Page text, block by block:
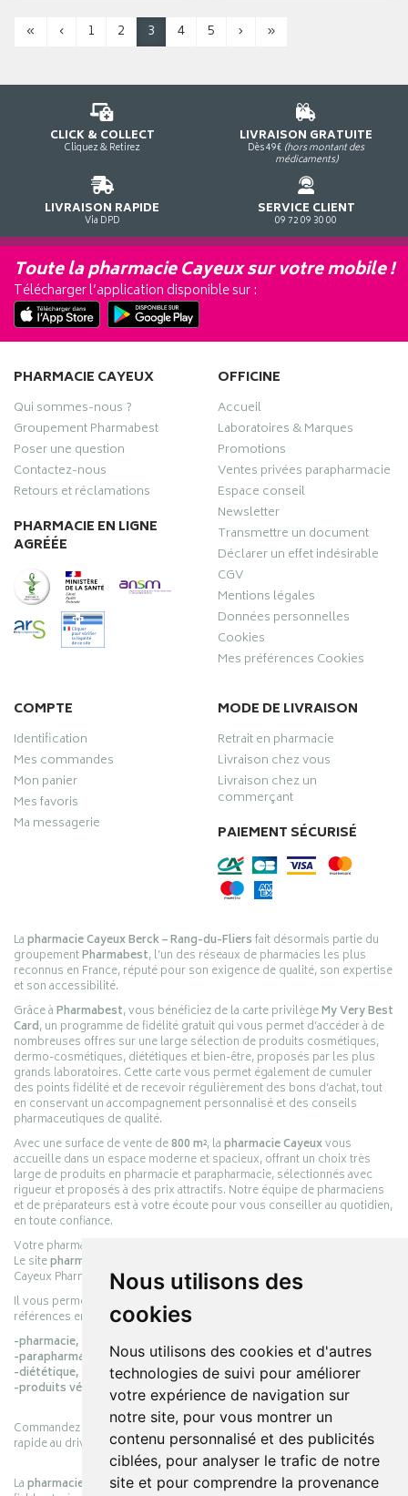
Nous utilisons des
cookies
Nous utilisons des cookies et d'autres
technologies de suivi pour améliorer
votre expérience de navigation sur
notre site, pour vous montrer un
contenu personnalisé et des publicités
ciblées, pour analyser le trafic de notre
site et pour comprendre la provenance
« ‹ 1 2 3 4 5 › »
CLICK & COLLECT
Cliquez & Retirez
LIVRAISON GRATUITE
Dès 49€ (hors montant des
médicaments)
LIVRAISON RAPIDE
Via DPD
SERVICE CLIENT
09 72 09 30 00
Toute la pharmacie Cayeux sur votre mobile !
Télécharger l’application disponible sur :
PHARMACIE CAYEUX
Qui sommes-nous ?
Groupement Pharmabest
Poser une question
Contactez-nous
Retours et réclamations
PHARMACIE EN LIGNE
AGRÉÉE
OFFICINE
Accueil
Laboratoires & Marques
Promotions
Ventes privées parapharmacie
Espace conseil
Newsletter
Transmettre un document
Déclarer un effet indésirable
CGV
Mentions légales
Données personnelles
Cookies
Mes préférences Cookies
COMPTE
Identification
Mes commandes
Mon panier
Mes favoris
Ma messagerie
MODE DE LIVRAISON
Retrait en pharmacie
Livraison chez vous
Livraison chez un
commerçant
PAIEMENT SÉCURISÉ
Lapharmacie Cayeux Berck – Rang-du-Fliersfait désormais partie du
groupementPharmabest, l’un des réseaux de pharmacies les plus
reconnus en France, réputé pour son exigence de qualité, son expertise
et son accessibilité.
Grâce àPharmabest, vous bénéficiez de la carte privilègeMy Very Best
Card, un programme de fidélité gratuit qui vous permet d’accéder à de
nombreuses offres sur une large sélection de produits cosmétiques,
dermo-cosmétiques, diététiques et bien-être, proposés par les plus
grands laboratoires. Cette carte vous permet également de cumuler
des points fidélité et de recevoir régulièrement des bons d’achat, tout
en conservant un accompagnement personnalisé et des conseils
pharmaceutiques de qualité.
Avec une surface de vente de800 m², lapharmacie Cayeuxvous
accueille dans un espace moderne et spacieux, offrant un choix très
large de produits en pharmacie et parapharmacie, sélectionnés avec
rigueur et proposés à des prix attractifs. Notre équipe de pharmaciens
et de préparateurs est à votre écoute pour vous conseiller au quotidien,
en toute confiance.
Votre pharmacie en ligne :
Le sitepharmacie-cayeux.fr
Cayeux Pharmabest Berck-sur-Mer – Rang-du-Fliers.
Il vous permet de réaliser vos achats en ligne parmi des milliers de
références en :
-pharmacie,
-parapharmacie,
-diététique,
-produits vétérinaires.
Commandez simplement vos produits en ligne et choisissez le retrait
rapide au drive ou la livraison à domicile, en toute simplicité.
Lapharmacie Cayeuxs’engage à vous offrir une expérience pratique,